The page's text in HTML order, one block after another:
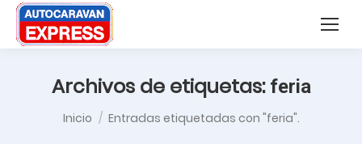
Nota:
este
Buscar:
Archivos de etiquetas: feria
Estás aquí:
Inicio Entradas etiquetadas con "feria".